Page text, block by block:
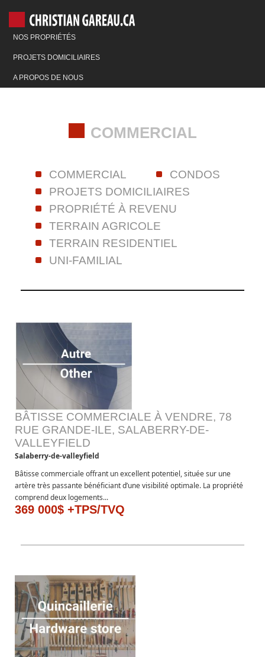
NOS PROPRIÉTÉS
PROJETS DOMICILIAIRES
A PROPOS DE NOUS
COMMERCIAL
COMMERCIAL
CONDOS
PROJETS DOMICILIAIRES
PROPRIÉTÉ À REVENU
TERRAIN AGRICOLE
TERRAIN RESIDENTIEL
UNI-FAMILIAL
BÂTISSE COMMERCIALE À VENDRE, 78
RUE GRANDE-ILE, SALABERRY-DE-
VALLEYFIELD
Salaberry-de-valleyfield
Bâtisse commerciale offrant un excellent potentiel, située sur une
artère très passante bénéficiant d’une visibilité optimale. La propriété
comprend deux logements...
369 000$ +TPS/TVQ